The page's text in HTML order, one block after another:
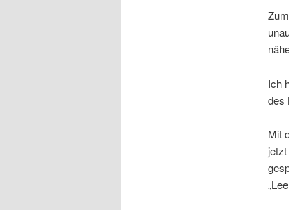
Ich
des
Mit